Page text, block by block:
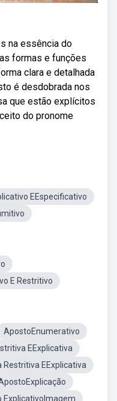
na essência do
formas e funções
clara e detalhada
é desdobrada nos
que estão explícitos
do pronome
EEspecificativo
E Restritivo
ApostoEnumerativo
EExplicativa
Restritiva EExplicativa
ExplicativoImagem